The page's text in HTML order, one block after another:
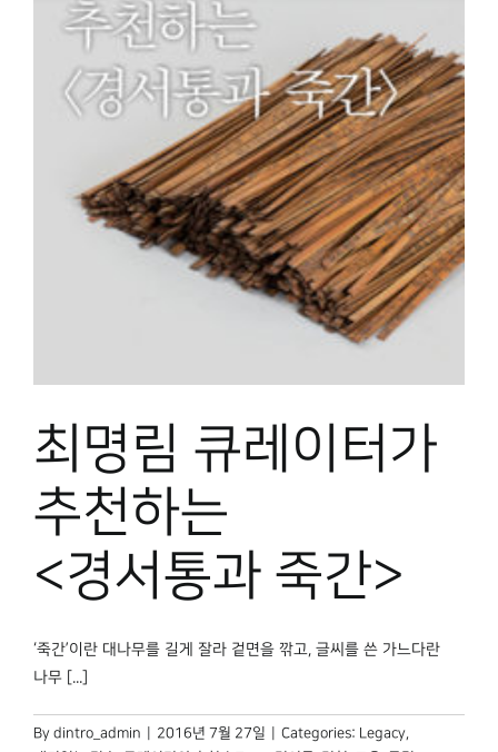
최명림 큐레이터가
추천하는
<경서통과 죽간>
‘죽간’이란 대나무를 길게 잘라 겉면을 깎고, 글씨를 쓴 가느다란
나무 [...]
By dintro_admin 2016년 7월 27일 Categories: Legacy,